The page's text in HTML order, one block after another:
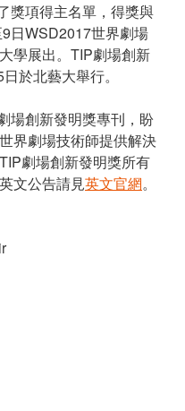
獎項得主名單，得獎與
日WSD2017世界劇場
學展出。TIP劇場創新
於北藝大舉行。
場創新發明獎專刊，盼
界劇場技術師提供解決
劇場創新發明獎所有
文公告請見英文官網。